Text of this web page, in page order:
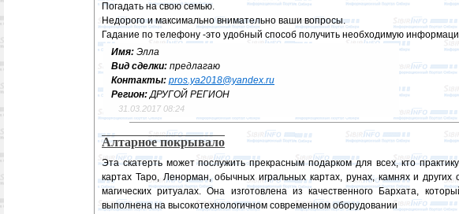
Погадать на свою семью.
Недорого и максимально внимательно ваши вопросы.
Гадание по телефону -это удобный способ получить необходимую
Имя: Элла
Вид сделки: предлагаю
Контакты: pros.ya2018@yandex.ru
Регион:ДРУГОЙ РЕГИОН
31.03.2017 08:24
Алтарное покрывало
Эта скатерть может послужить прекрасным подарком для всех, кто
картах Таро, Ленорман, обычных игральных картах, рунах, камнях и
магических ритуалах. Она изготовлена из качественного Бархата,
выполнена на высокотехнологичном современном оборудовании